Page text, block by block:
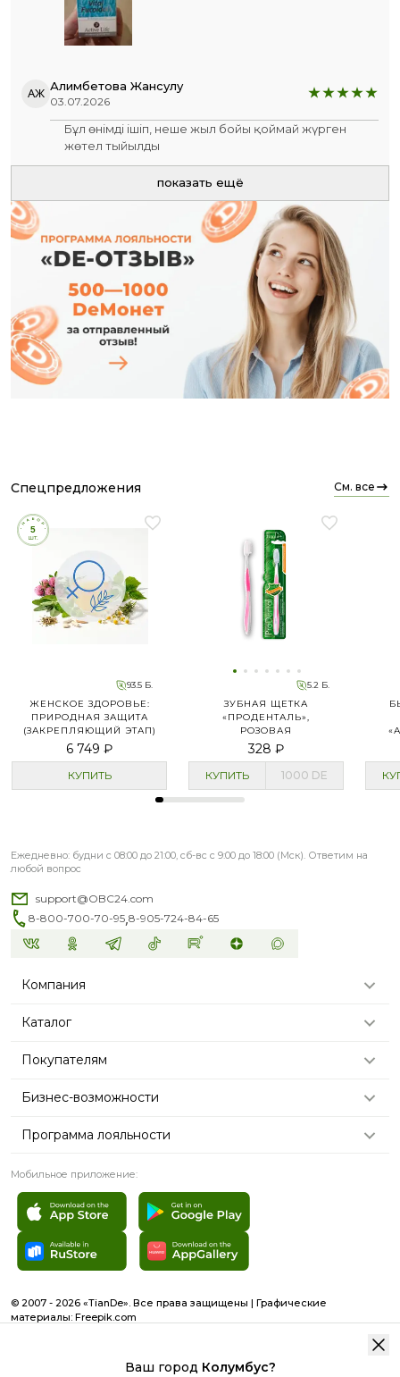
Ваш город Колумбус?
АЖ Алимбетова Жансулу
03.07.2026
Бұл өнімді ішіп, неше жыл бойы қоймай жүрген
жөтел тыйылды
показать ещё
спецпредложения см. все
93.5 Б.
ЖЕНСКОЕ ЗДОРОВЬЕ:
ПРИРОДНАЯ ЗАЩИТА
(ЗАКРЕПЛЯЮЩИЙ ЭТАП)
6 749 ₽
КУПИТЬ
5.2 Б.
ЗУБНАЯ ЩЕТКА
«ПРОДЕНТАЛЬ»,
РОЗОВАЯ
328 ₽
КУПИТЬ 1000 DE
Ежедневно: будни с 08:00 до 21:00, сб-вс с 9:00 до 18:00 (Мск). Ответим на
любой вопрос
support@OBC24.com
8-800-700-70-95,8-905-724-84-65
Компания
Каталог
Покупателям
Бизнес-возможности
Программа лояльности
Мобильное приложение:
© 2007 - 2026 «TianDe». Все права защищены | Графические
материалы: Freepik.com